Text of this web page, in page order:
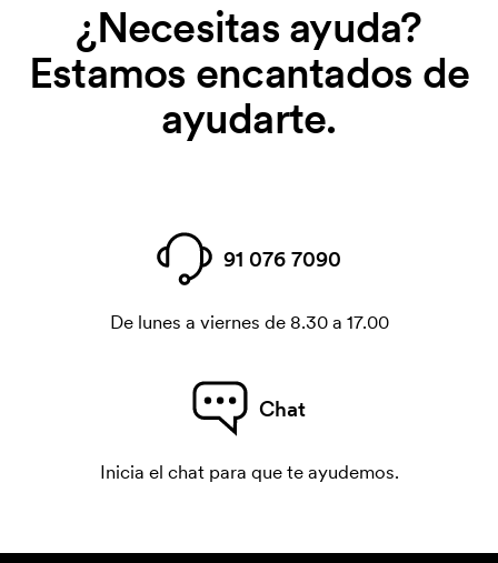
¿Necesitas ayuda?
Estamos encantados de
ayudarte.
91 076 7090
De lunes a viernes de 8.30 a 17.00
Chat
Inicia el chat para que te ayudemos.